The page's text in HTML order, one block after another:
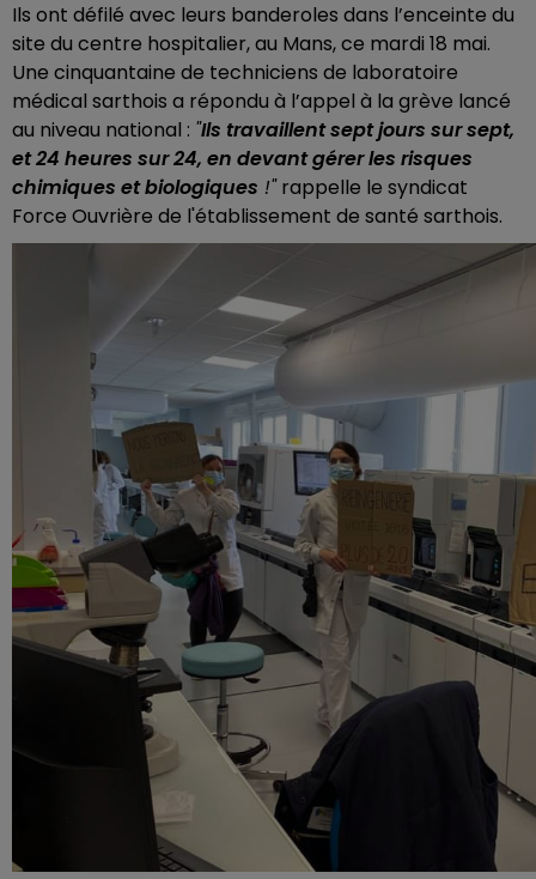
Ils ont défilé avec leurs banderoles dans l’enceinte du
site du centre hospitalier, au Mans, ce mardi 18 mai.
Une cinquantaine de techniciens de laboratoire
médical sarthois a répondu à l’appel à la grève lancé
au niveau national : "Ils travaillent sept jours sur sept,
et 24 heures sur 24, en devant gérer les risques
chimiques et biologiques !"rappelle le syndicat
Force Ouvrière de l'établissement de santé sarthois.